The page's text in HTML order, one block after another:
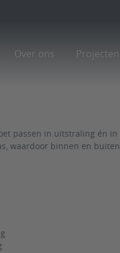
Over ons Projecten
passen in uitstraling én in
waardoor binnen en buiten